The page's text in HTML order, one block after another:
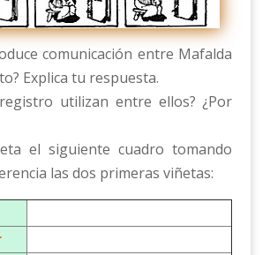
comunicación entre Mafalda
Explica tu respuesta.
utilizan entre ellos? ¿Por
el siguiente cuadro tomando
las dos primeras viñetas: